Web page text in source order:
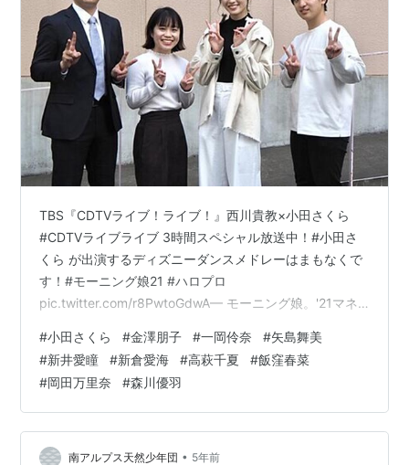
TBS『CDTVライブ！ライブ！』西川貴教×小田さくら
#CDTVライブライブ 3時間スペシャル放送中！#小田さ
くら が出演するディズニーダンスメドレーはまもなくで
す！#モーニング娘21 #ハロプロ
pic.twitter.com/r8PwtoGdwA— モーニング娘。'21マネ
AKB48、小田さくら（モーニング娘。'21）、『CDTVラ
イブ！ライブ！』3時間SP出演決定！ - Pop'n'Roll(ポップ
ンロール) #小田さくらです！先程 #CDTVライブライブ
さんに出演させて頂きました！アナの色のドレス！ア…
#小田さくら #金澤朋子 #一岡伶奈 #矢島舞美
#新井愛瞳 #新倉愛海 #高萩千夏 #飯窪春菜
#岡田万里奈 #森川優羽
南アルプス天然少年団 • 5年前